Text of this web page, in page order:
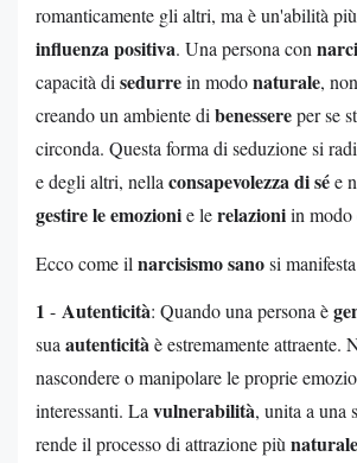
romanticamente gli altri, ma è un'abilità
influenza positiva. Una persona con
capacità di sedurrein modonaturale,
creando un ambiente di benessereper se
circonda. Questa forma di seduzione si
e degli altri, nella consapevolezza di sée
gestire le emozionie lerelazioniin modo
Ecco come il narcisismo sanosi
1 - Autenticità: Quando una persona è
suaautenticitàè estremamente attraente.
nascondere o manipolare le proprie
interessanti. Lavulnerabilità, unita a una
rende il processo di attrazione piùnaturale